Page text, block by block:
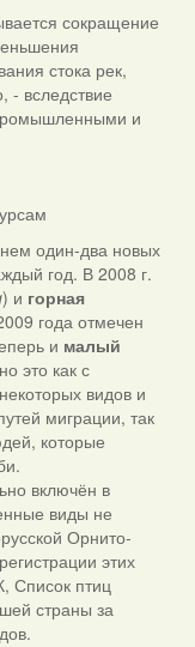
сокращение
стока рек,
- вследствие
и
один-два новых
год. В 2008 г.
) и горная
года отмечен
и малый
это как с
видов и
миграции, так
которые
включён в
виды не
Орнито-
этих
Список птиц
страны за